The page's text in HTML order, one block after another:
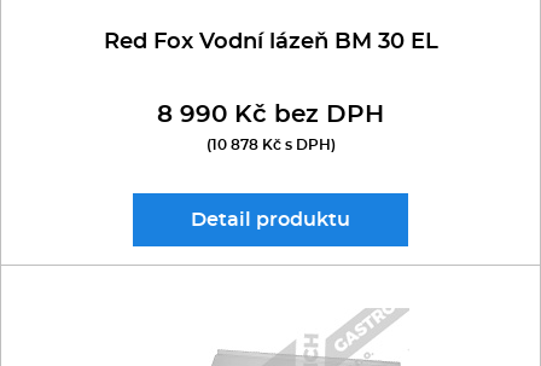
Stolní zařízení
Multifunkce - speciály
Red Fox Vodní lázeň BM 30 EL
8 990 Kč bez DPH
(10 878 Kč s DPH)
Detail produktu